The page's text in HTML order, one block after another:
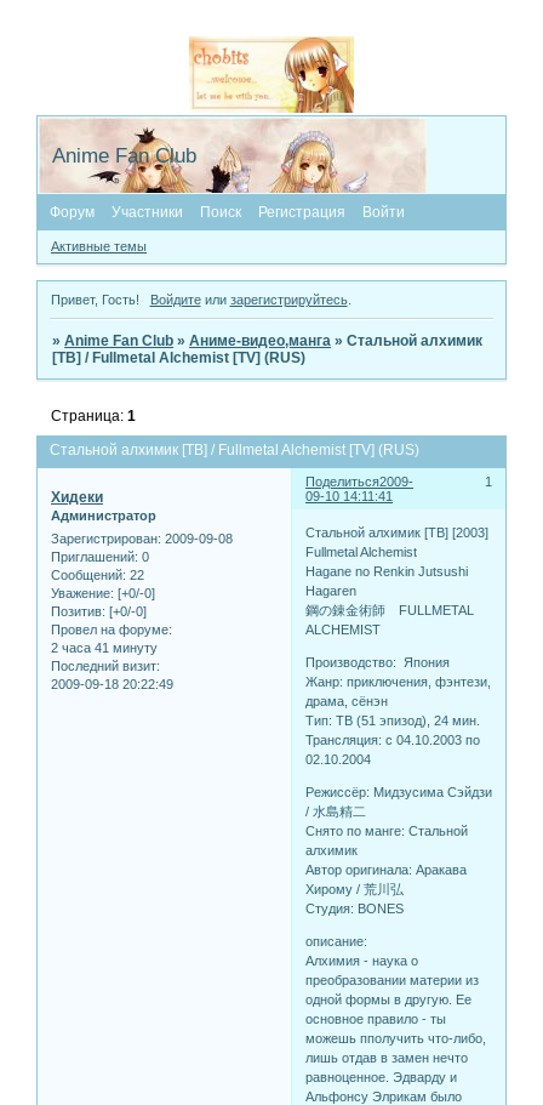
Anime Fan Club
Форум Участники Поиск Регистрация Войти
Активные темы
Привет, Гость! Войдитеили зарегистрируйтесь.
»Anime Fan Club »Аниме-видео,манга »Стальной алхимик
[ТВ] / Fullmetal Alchemist [TV] (RUS)
Стальной алхимик [ТВ] / Fullmetal Alchemist [TV] (RUS)
Страница:1
Поделиться 1
2009-
09-10 14:11:41
Хидеки
Администратор
Зарегистрирован: 2009-09-08
Приглашений: 0
Сообщений: 22
Уважение: [+0/-0]
Позитив: [+0/-0]
Провел на форуме:
2 часа 41 минуту
Последний визит:
2009-09-18 20:22:49
Стальной алхимик [ТВ] [2003]
Fullmetal Alchemist
Hagane no Renkin Jutsushi
Hagaren
鋼の錬金術師 FULLMETAL
ALCHEMIST
Производство: Япония
Жанр: приключения, фэнтези,
драма, сёнэн
Тип: ТВ (51 эпизод), 24 мин.
Трансляция: c 04.10.2003 по
02.10.2004
Режиссёр: Мидзусима Сэйдзи
/ 水島精二
Снято по манге: Стальной
алхимик
Автор оригинала: Аракава
Хирому / 荒川弘
Студия: BONES
описание:
Алхимия - наука о
преобразовании материи из
одной формы в другую. Ее
основное правило - ты
можешь пполучить что-либо,
лишь отдав в замен нечто
равноценное. Эдварду и
Альфонсу Элрикам было